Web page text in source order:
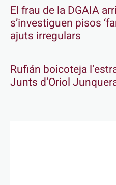
El frau de la DGAIA
s’investiguen pisos
ajuts irregulars
Rufián boicoteja
Junts d’Oriol